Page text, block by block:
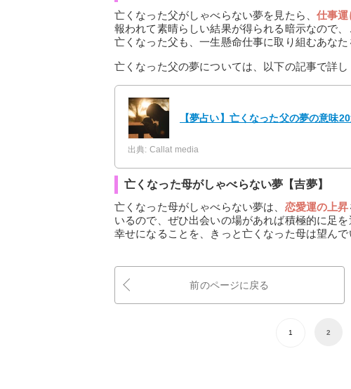
亡くなった父がしゃべらない夢を見たら、仕事運
報われて素晴らしい結果が得られる暗示なので
亡くなった父も、一生懸命仕事に取り組むあなた
亡くなった父の夢については、以下の記事で詳
【夢占い】亡くなった父の夢の意味
出典: Callat media
亡くなった母がしゃべらない夢【吉夢】
亡くなった母がしゃべらない夢は、 恋愛運の上昇
いるので、ぜひ出会いの場があれば積極的に足
幸せになることを、きっと亡くなった母は望んで
前のページに戻る
1 2